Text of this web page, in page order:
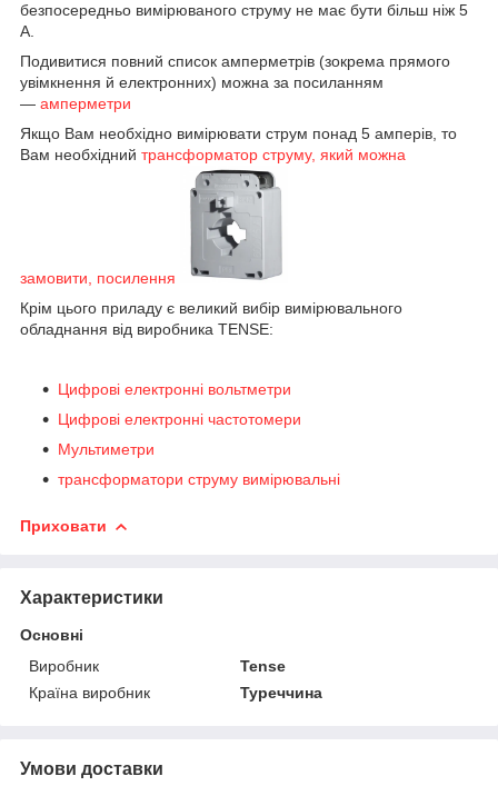
безпосередньо вимірюваного струму не має бути більш ніж 5
А.
Подивитися повний список амперметрів (зокрема прямого
увімкнення й електронних) можна за посиланням
— амперметри
Якщо Вам необхідно вимірювати струм понад 5 амперів, то
Вам необхідний трансформатор струму, який можна
замовити, посилення
Крім цього приладу є великий вибір вимірювального
обладнання від виробника TENSE:
Цифрові електронні вольтметри
Цифрові електронні частотомери
Мультиметри
трансформатори струму вимірювальні
Приховати
Характеристики
Основні
Виробник
Tense
Країна виробник
Туреччина
Умови доставки